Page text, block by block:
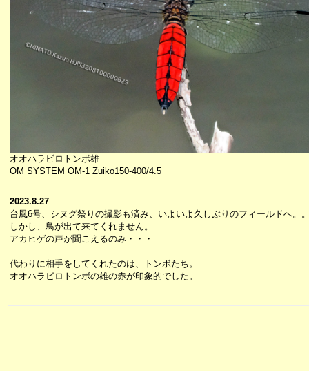
オオハラビロトンボ雄
OM SYSTEM OM-1 Zuiko150-400/4.5
2023.8.27
台風6号、シヌグ祭りの撮影も済み、いよいよ久しぶりのフィールドへ。
しかし、鳥が出て来てくれません。
アカヒゲの声が聞こえるのみ・・・
代わりに相手をしてくれたのは、トンボたち。
オオハラビロトンボの雄の赤が印象的でした。